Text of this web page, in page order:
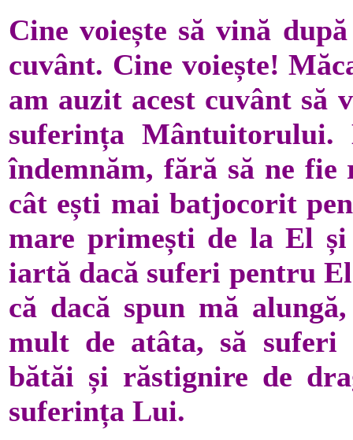
Cine voiește să vină
cuvânt. Cine voiește!
am auzit acest cuvânt să
suferința
îndemnăm, fără să ne
cât ești mai batjocorit
mare primești de la El
iartă dacă suferi pentru
că dacă spun mă
mult de atâta, să suferi
bătăi și răstignire de
suferința Lui.